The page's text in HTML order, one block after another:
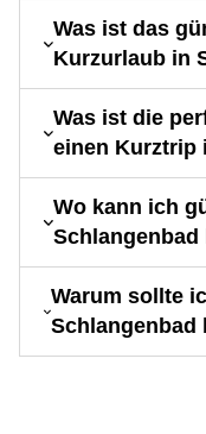
Was ist das
Kurzurlaub in
Was ist die
einen Kurztrip
Wo kann ich
Schlangenbad
Warum sollte
Schlangenbad